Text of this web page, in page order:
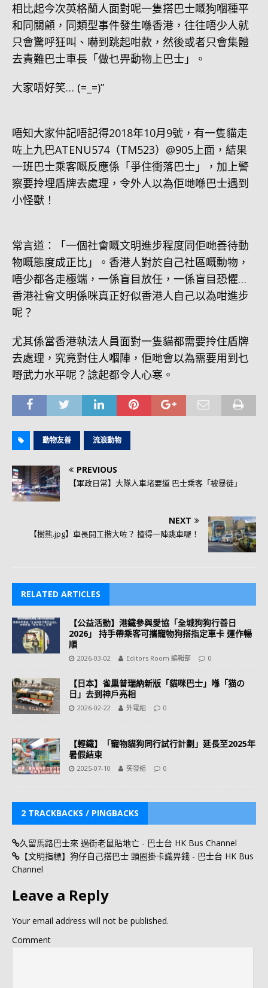
相比起今次英格蘭人面對呢一隻搭巴士嘅狗嗰種平
和同關顧，同類型事件發生喺香港，往往唔少人就
只會驚呼狂叫、嚇到跳起咁款，然後或者只會集體
去責難巴士車長「做乜畀動物上巴士」。
大家唔好笑… (=_=)”
唔知大家仲記唔記得2018年10月9號，有一隻貓走
咗上九巴ATENU574（TM523）@905上面，結果
一班巴士乘客嘅反應係「爭住衝落巴士」，加上警
察要拎埋盾牌去處理，令外人以為佢哋喺巴士遇到
小怪獸！
常言道：「一個社會嘅文明進步程度同佢哋善待動
物嘅態度成正比」。香港人對於自己社區嘅動物，
唔少都各走極端，一係盲目放任，一係盲目恐懼…
香港社會文明係咪真正好似香港人自己以為咁進步
呢？
尤其係當香港執法人員面對一隻貓都需要拎住盾牌
去處理，究竟對住人嗰陣，佢哋會以為需要用到乜
嘢武力水平呢？諗起都令人心寒。
動物友善 流浪動物
PREVIOUS
【軍政日常】大隊人車堵要道 巴士乘客「被暴徒」
NEXT
【樹熊.jpg】車長開工揩大咗？ 揸得一陣跳車囉！
RELATED ARTICLES
【公益活動】港鐵參與愛協「全城狗狗行善日
2026」 持手帶乘客可攜寵物狗搭指定車卡 運作暢
順
2026-03-02 Editors Room 編輯部 0
【日本】雀巢普瑞納新版「貓咪巴士」喺「猫の
日」去到神戶亮相
2026-02-22 外電組 0
【輕鐵】「寵物貓狗同行試行計劃」延長至2025年
暑假結束
2025-07-10 突發組 0
2 TRACKBACKS / PINGBACKS
久留馬路巴士來 過街老鼠貼地亡 - 巴士台 HK Bus Channel
【文明指標】狗仔自己搭巴士 頸圈掛卡識畀錢 - 巴士台 HK Bus
Channel
Leave a Reply
Your email address will not be published.
Comment